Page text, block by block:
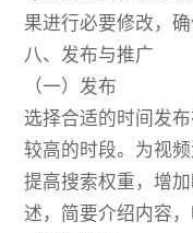
果进行必要修改，
八、发布与推广
（一）发布
选择合适的时间发
较高的时段。为视
提高搜索权重，增
述，简要介绍内容